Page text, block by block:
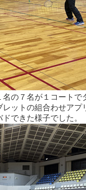
名の７名が１コート
ットの組合わせア
できた様子でした。